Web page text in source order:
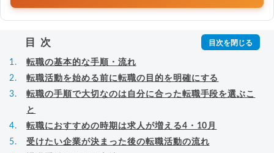
目次
転職の基本的な手順・流れ
転職活動を始める前に転職の目的を明確にする
転職の手順で大切なのは自分に合った転職手段を選ぶこ
と
転職におすすめの時期は求人が増える4・10月
受けたい企業が決まった後の転職活動の流れ